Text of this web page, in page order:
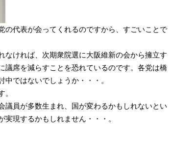
の代表が会ってくれるのですから、すごいことで
なければ、次期衆院選に大阪維新の会から擁立す
議席を減らすことを恐れているのです。各党は橋
ではないでしょうか・・・。
。
議員が多数生まれ、国が変わるかもしれないとい
現するかもしれません・・・。